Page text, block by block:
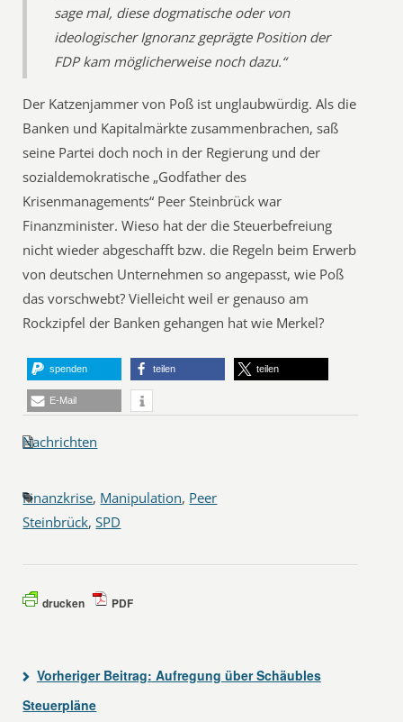
sage mal, diese dogmatische oder von
ideologischer Ignoranz geprägte Position der
FDP kam möglicherweise noch dazu.“
Der Katzenjammer von Poß ist unglaubwürdig. Als die
Banken und Kapitalmärkte zusammenbrachen, saß
seine Partei doch noch in der Regierung und der
sozialdemokratische „Godfather des
Krisenmanagements“ Peer Steinbrück war
Finanzminister. Wieso hat der die Steuerbefreiung
nicht wieder abgeschafft bzw. die Regeln beim Erwerb
von deutschen Unternehmen so angepasst, wie Poß
das vorschwebt? Vielleicht weil er genauso am
Rockzipfel der Banken gehangen hat wie Merkel?
spenden teilen teilen
E-Mail
Nachrichten
Finanzkrise, Manipulation, Peer
Steinbrück,SPD
drucken PDF
Vorheriger Beitrag: Aufregung über Schäubles
Steuerpläne